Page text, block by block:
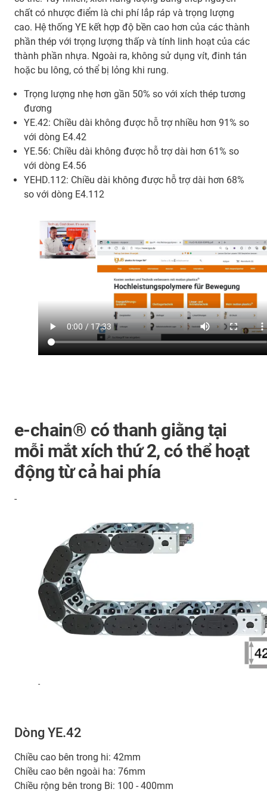
chất có nhược điểm là chi phí lắp ráp và trọng lượng
cao. Hệ thống YE kết hợp độ bền cao hơn của các thành
phần thép với trọng lượng thấp và tính linh hoạt của các
thành phần nhựa. Ngoài ra, không sử dụng vít, đinh tán
hoặc bu lông, có thể bị lỏng khi rung.
Trọng lượng nhẹ hơn gần 50% so với xích thép tương
đương
YE.42: Chiều dài không được hỗ trợ nhiều hơn 91% so
với dòng E4.42
YE.56: Chiều dài không được hỗ trợ dài hơn 61% so
với dòng E4.56
YEHD.112: Chiều dài không được hỗ trợ dài hơn 68%
so với dòng E4.112
e-chain® có thanh giằng tại
mỗi mắt xích thứ 2, có thể hoạt
động từ cả hai phía
-
-
Dòng YE.42
Chiều cao bên trong hi: 42mm
Chiều cao bên ngoài ha: 76mm
Chiều rộng bên trong Bi: 100 - 400mm